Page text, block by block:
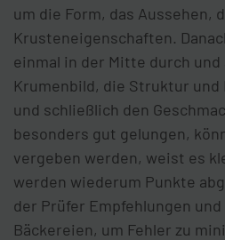
um die Form, das Aussehen,
Krusteneigenschaften.
einmal in der Mitte durch und
Krumenbild, die Struktur und
und schließlich den
besonders gut gelungen,
vergeben werden, weist es
werden wiederum Punkte
der Prüfer Empfehlungen und
Bäckereien, um Fehler zu